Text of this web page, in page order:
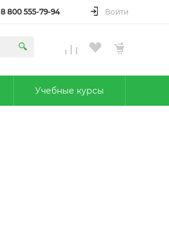
8 800 555-79-94 Войти
Учебные курсы